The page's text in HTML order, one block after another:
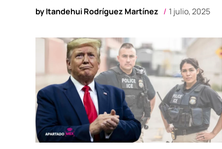
byItandehui Rodríguez Martínez 1 julio, 2025